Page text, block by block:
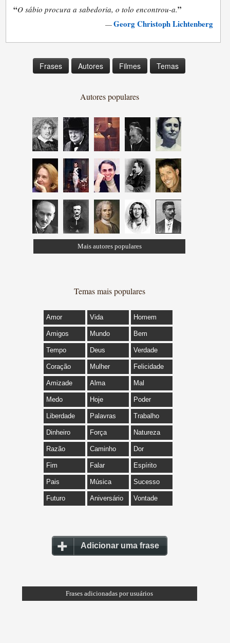
“O sábio procura a sabedoria, o tolo encontrou-a.”
—Georg Christoph Lichtenberg
Frases Autores Filmes Temas
Autores populares
Mais autores populares
Temas mais populares
Amor Vida Homem
Amigos Mundo Bem
Tempo Deus Verdade
Coração Mulher Felicidade
Amizade Alma Mal
Medo Hoje Poder
Liberdade Palavras Trabalho
Dinheiro Força Natureza
Razão Caminho Dor
Fim Falar Espírito
Pais Música Sucesso
Futuro Aniversário Vontade
Adicionar uma frase
Frases adicionadas por usuários